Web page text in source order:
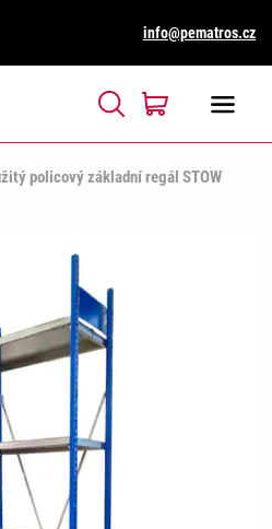
info@pematros.cz
policový základní regál STOW